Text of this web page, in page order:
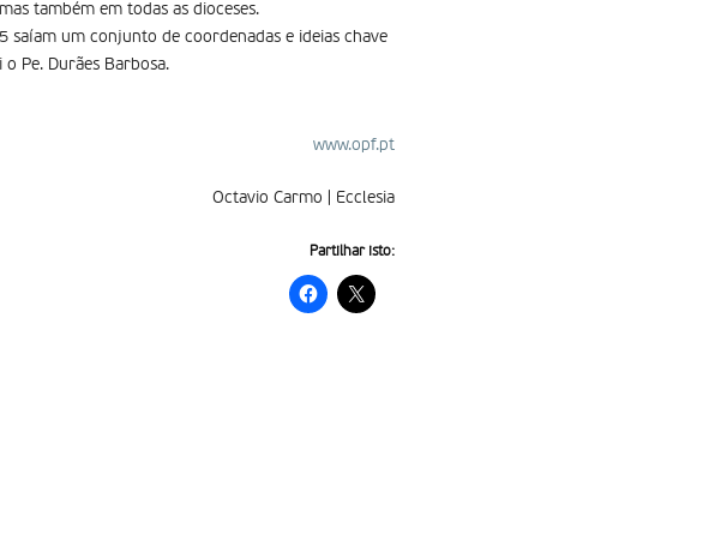
também em todas as dioceses.
saíam um conjunto de coordenadas e ideias chave
Pe. Durães Barbosa.
www.opf.pt
Octavio Carmo | Ecclesia
Partilhar isto: